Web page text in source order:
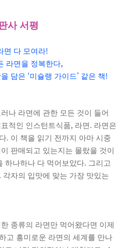
사 서평
면 다 모여라!
라면을 정복한다,
담은 ‘미슐랭 가이드’ 같은 책!
러나 라면에 관한 모든 것이 들어
적인 인스턴트식품, 라면 . 라면은
. 이 책을 읽기 전까지 아마 시중
판매되고 있는지는 몰랐을 것이
하나하나 다 먹어보았다. 그리고
. 각자의 입맛에 맞는 가장 맛있는
종류의 라면만 먹어왔다면 이제
고 흥미로운 라면의 세계를 만나